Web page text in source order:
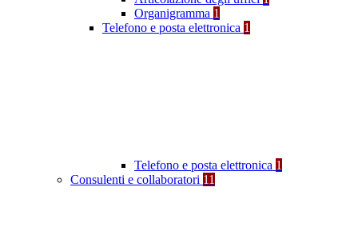
Organigramma 1
Telefono e posta elettronica 1
Telefono e posta elettronica 1
Consulenti e collaboratori 11